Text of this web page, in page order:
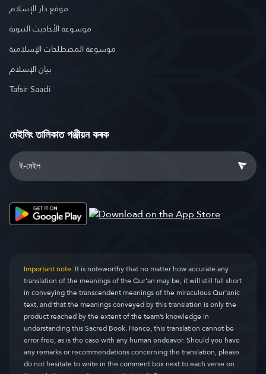
موقع دار الإسلام
موسوعة الأحاديث النبوية
موسوعة المصطلحات الإسلامية
بيان الإسلام
Tafsir Saadi
মেইলিং তালিকাত পঞ্জীয়ন কৰক
Important note:It is noteworthy that no matter how accurate any
translation of the meanings of the Qur’an may be, it will still fall short
in conveying the transcendent meanings of the miraculous Qur’anic
text, and that the meanings conveyed by this translation is only the
product reached by the extent of the team’s knowledge in
understanding this Sacred Book. Hence, this translation cannot be
error-free, as is the case with any human endeavor. Should you have
any remarks or recommendations concerning the translation, please
do not hesitate to write in the comment box next to each verse on